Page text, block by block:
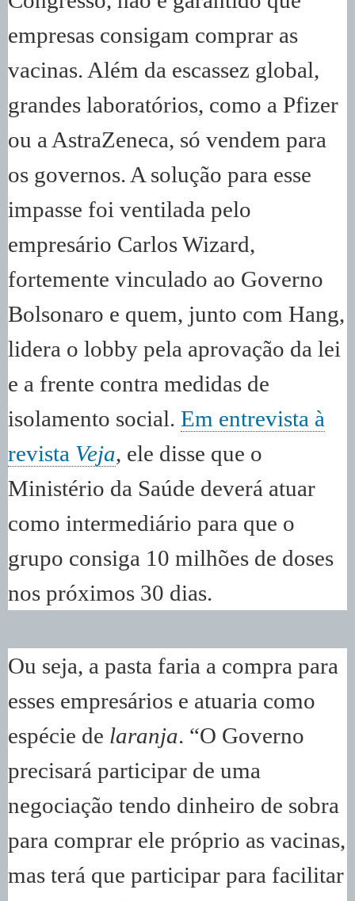
empresas consigam comprar as
vacinas. Além da escassez global,
grandes laboratórios, como a Pfizer
ou a AstraZeneca, só vendem para
os governos. A solução para esse
impasse foi ventilada pelo
empresário Carlos Wizard,
fortemente vinculado ao Governo
Bolsonaro e quem, junto com Hang,
lidera o lobby pela aprovação da lei
e a frente contra medidas de
isolamento social. Em entrevista à
revista Veja, ele disse que o
Ministério da Saúde deverá atuar
como intermediário para que o
grupo consiga 10 milhões de doses
nos próximos 30 dias.
Ou seja, a pasta faria a compra para
esses empresários e atuaria como
espécie de laranja. “O Governo
precisará participar de uma
negociação tendo dinheiro de sobra
para comprar ele próprio as vacinas,
mas terá que participar para facilitar